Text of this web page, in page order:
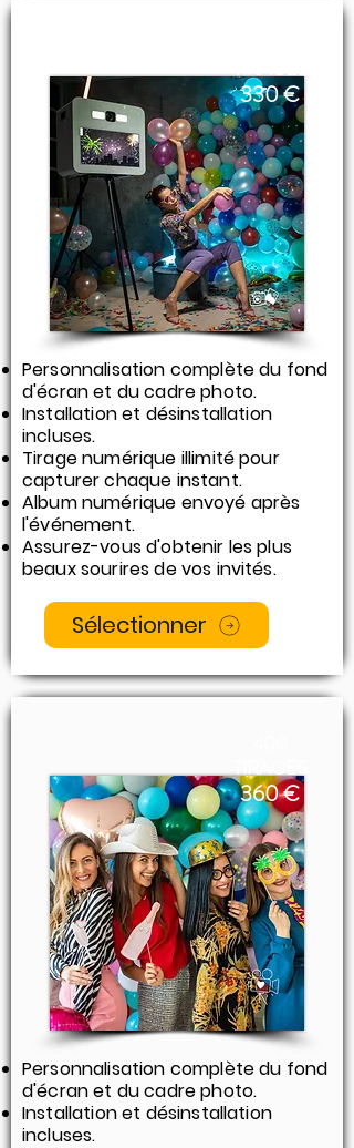
TIRAGES​
330 €
Personnalisation complète du fond
d'écran et du cadre photo.
Installation et désinstallation
incluses.
Tirage numérique illimité pour
capturer chaque instant.
Album numérique envoyé après
l'événement.
Assurez-vous d'obtenir les plus
beaux sourires de vos invités.
Sélectionner
TIRAGES​
360 €
Personnalisation complète du fond
d'écran et du cadre photo.
Installation et désinstallation
incluses.